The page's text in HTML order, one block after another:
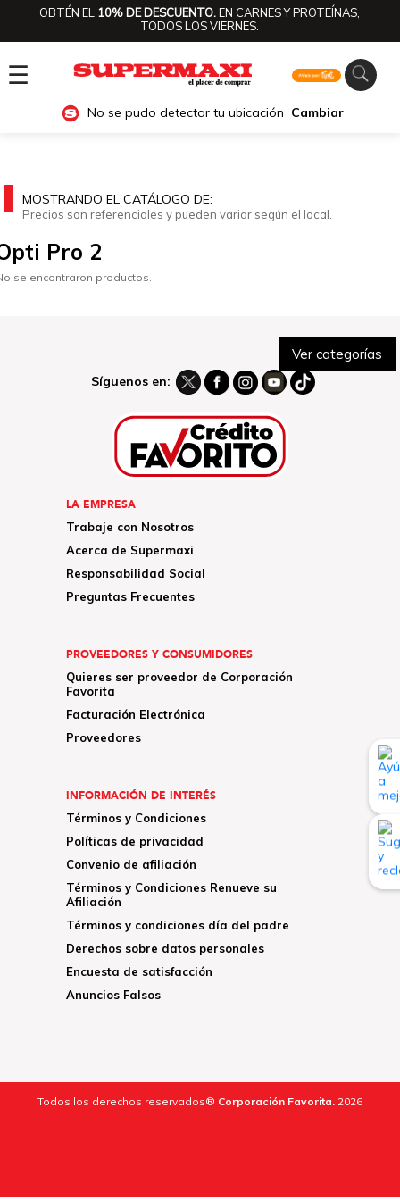
OBTÉN EL 10% DE DESCUENTO.EN CARNES Y PROTEÍNAS,
TODOS LOS VIERNES.
☰
No se pudo detectar tu ubicación Cambiar
Ver categorías
MOSTRANDO EL CATÁLOGO DE:
Precios son referenciales y pueden variar según el local.
Pro 2
se encontraron productos.
Síguenos en:
LA EMPRESA
Trabaje con Nosotros
Acerca de Supermaxi
Responsabilidad Social
Preguntas Frecuentes
PROVEEDORES Y CONSUMIDORES
Quieres ser proveedor de Corporación
Favorita
Facturación Electrónica
Proveedores
INFORMACIÓN DE INTERÉS
Términos y Condiciones
Políticas de privacidad
Convenio de afiliación
Términos y Condiciones Renueve su
Afiliación
Términos y condiciones día del padre
Derechos sobre datos personales
Encuesta de satisfacción
Anuncios Falsos
Todos los derechos reservados® Corporación Favorita. 2026